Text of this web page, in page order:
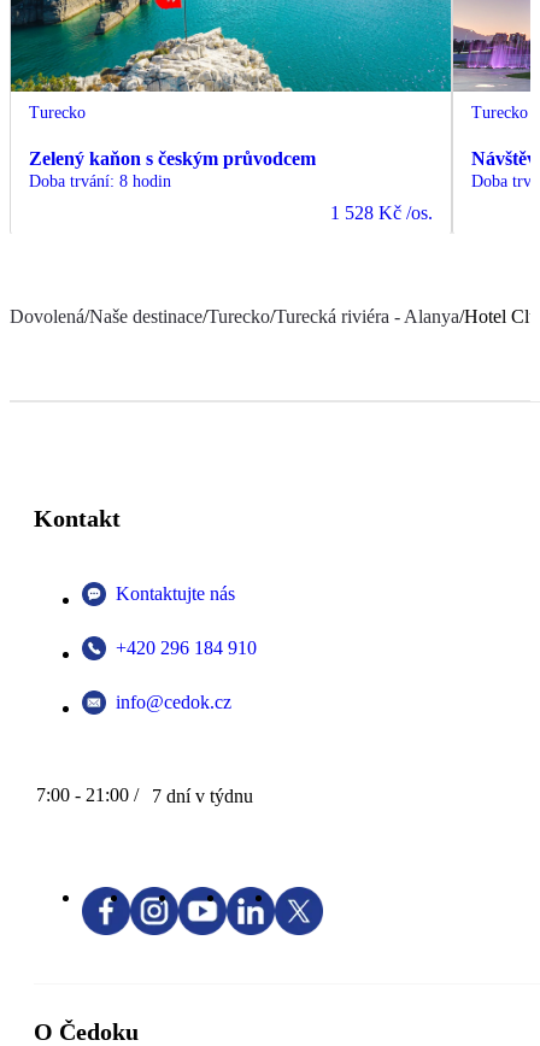
Turecko
Zelený kaňon s českým průvodcem
Doba trvání: 8 hodin
1 528 Kč /os.
Turecko
Doba
Dovolená/Naše destinace/Turecko/Turecká riviéra - Alanya/Hotel
Kontakt
Kontaktujte nás
+420 296 184 910
info@cedok.cz
7:00 - 21:00 / 7 dní v týdnu
O Čedoku